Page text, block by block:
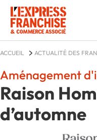
ACCUEIL ACTUALITÉ DES
Raison
d’automne
Aménagement